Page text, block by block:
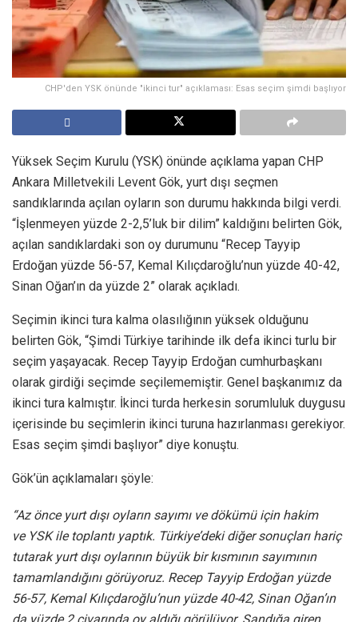
CHP'den YSK önünde "ikinci tur" açıklaması: Esas seçim şimdi başlıyor
Yüksek Seçim Kurulu (YSK) önünde açıklama yapan CHP
Ankara Milletvekili Levent Gök, yurt dışı seçmen
sandıklarında açılan oyların son durumu hakkında bilgi verdi.
“İşlenmeyen yüzde 2-2,5’luk bir dilim” kaldığını belirten Gök,
açılan sandıklardaki son oy durumunu “Recep Tayyip
Erdoğan yüzde 56-57, Kemal Kılıçdaroğlu’nun yüzde 40-42,
Sinan Oğan’ın da yüzde 2” olarak açıkladı.
Seçimin ikinci tura kalma olasılığının yüksek olduğunu
belirten Gök, “Şimdi Türkiye tarihinde ilk defa ikinci turlu bir
seçim yaşayacak. Recep Tayyip Erdoğan cumhurbaşkanı
olarak girdiği seçimde seçilememiştir. Genel başkanımız da
ikinci tura kalmıştır. İkinci turda herkesin sorumluluk duygusu
içerisinde bu seçimlerin ikinci turuna hazırlanması gerekiyor.
Esas seçim şimdi başlıyor” diye konuştu.
Gök’ün açıklamaları şöyle:
“Az önce yurt dışı oyların sayımı ve dökümü için hakim
ve YSK ile toplantı yaptık. Türkiye’deki diğer sonuçları hariç
tutarak yurt dışı oylarının büyük bir kısmının sayımının
tamamlandığını görüyoruz. Recep Tayyip Erdoğan yüzde
56-57, Kemal Kılıçdaroğlu’nun yüzde 40-42, Sinan Oğan’ın